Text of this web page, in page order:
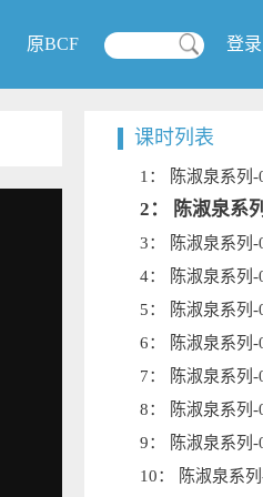
原BCF 登录
课时列表
1： 陈淑泉系列-
2： 陈淑泉系
3： 陈淑泉系列-
4： 陈淑泉系列-
5： 陈淑泉系列-
6： 陈淑泉系列-
7： 陈淑泉系列-
8： 陈淑泉系列-
9： 陈淑泉系列-
10： 陈淑泉系